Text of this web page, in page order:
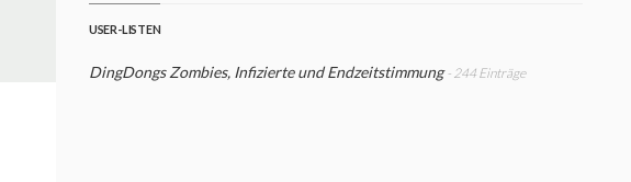
USER-LISTEN
DingDongs Zombies, Infizierte und Endzeitstimmung - 244 Einträge